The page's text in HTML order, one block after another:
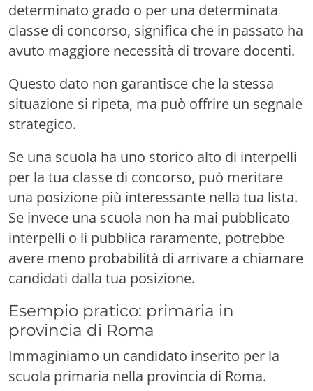
determinato grado o per una determinata
classe di concorso, significa che in passato ha
avuto maggiore necessità di trovare docenti.
Questo dato non garantisce che la stessa
situazione si ripeta, ma può offrire un segnale
strategico.
Se una scuola ha uno storico alto di interpelli
per la tua classe di concorso, può meritare
una posizione più interessante nella tua lista.
Se invece una scuola non ha mai pubblicato
interpelli o li pubblica raramente, potrebbe
avere meno probabilità di arrivare a chiamare
candidati dalla tua posizione.
Esempio pratico: primaria in
provincia di Roma
Immaginiamo un candidato inserito per la
scuola primaria nella provincia di Roma.